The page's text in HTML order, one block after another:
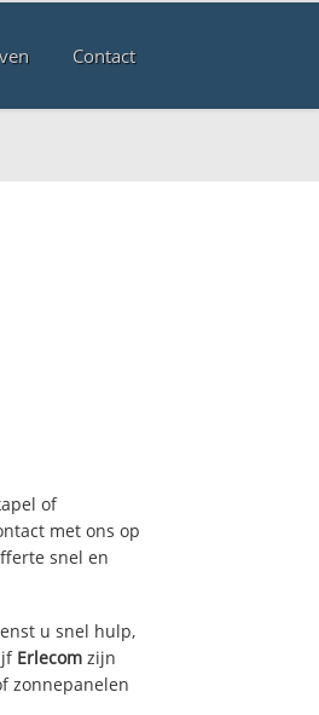
Contact
of
met ons op
snel en
u snel hulp,
Erlecom zijn
zonnepanelen